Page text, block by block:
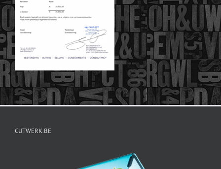
CUTWERK.BE